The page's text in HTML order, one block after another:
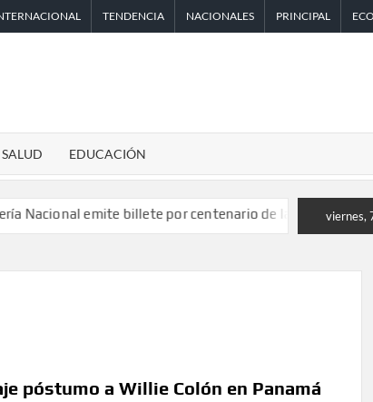
TENDENCIA NACIONALES PRINCIPAL
SALUD EDUCACIÓN
emite billete por centenario de la Asociación de Scouts
viernes,
póstumo a Willie Colón en Panamá